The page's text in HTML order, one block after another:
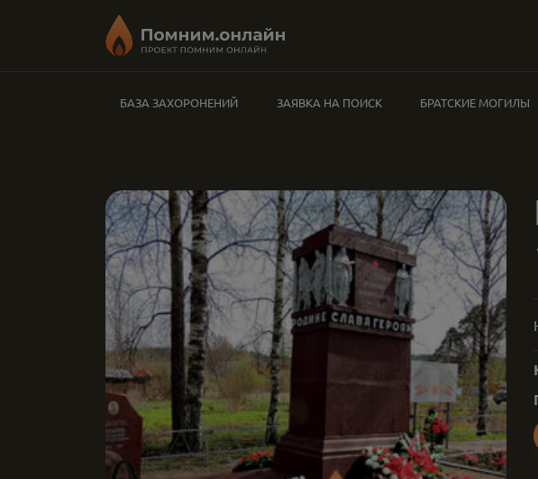
БАЗА ЗАХОРОНЕНИЙ ЗАЯВКА НА ПОИСК БРАТСКИЕ МОГИЛЫ